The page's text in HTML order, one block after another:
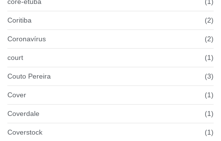
Coritiba (2)
Coronavírus (2)
court (1)
Couto Pereira (3)
Cover (1)
Coverdale (1)
Coverstock (1)